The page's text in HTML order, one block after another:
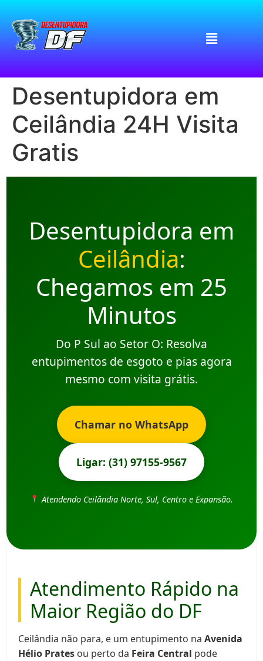
Desentupidora em
Ceilândia 24H Visita
Gratis
Desentupidora em
Ceilândia:
Chegamos em 25
Minutos
Do P Sul ao Setor O: Resolva
entupimentos de esgoto e pias agora
mesmo com visita grátis.
Chamar no WhatsApp
Ligar: (31) 97155-9567
Atendendo Ceilândia Norte, Sul, Centro e Expansão.
Atendimento Rápido na
Maior Região do DF
Ceilândia não para, e um entupimento na Avenida
Hélio Prates ou perto da Feira Central pode